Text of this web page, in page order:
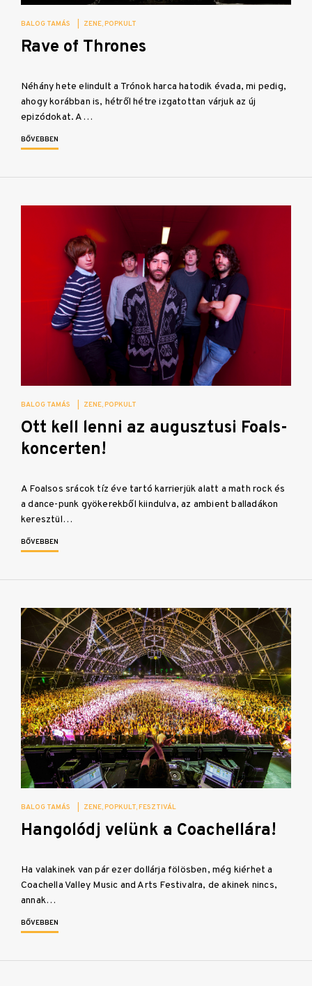
BALOG TAMÁS ZENE POPKULT
Rave of Thrones
Néhány hete elindult a Trónok harca hatodik évada, mi pedig,
ahogy korábban is, hétről hétre izgatottan várjuk az új
epizódokat. A…
BŐVEBBEN
BALOG TAMÁS ZENE POPKULT
Ott kell lenni az augusztusi Foals-
koncerten!
A Foalsos srácok tíz éve tartó karrierjük alatt a math rock és
a dance-punk gyökerekből kiindulva, az ambient balladákon
keresztül…
BŐVEBBEN
BALOG TAMÁS ZENE POPKULT FESZTIVÁL
Hangolódj velünk a Coachellára!
Ha valakinek van pár ezer dollárja fölösben, még kiérhet a
Coachella Valley Music and Arts Festivalra, de akinek nincs,
annak…
BŐVEBBEN